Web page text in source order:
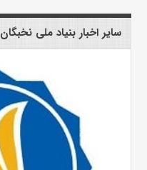
سایر اخبار بنیاد ملی نخبگان